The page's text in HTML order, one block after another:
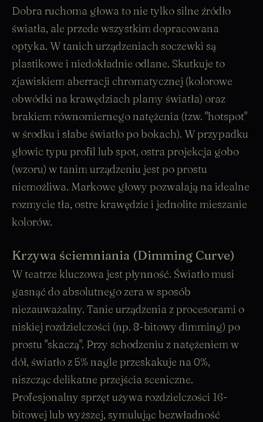
Dobra ruchoma głowa to nie tylko silne źródło
światła, ale przede wszystkim dopracowana
optyka. W tanich urządzeniach soczewki są
plastikowe i niedokładnie odlane. Skutkuje to
zjawiskiem aberracji chromatycznej (kolorowe
obwódki na krawędziach plamy światła) oraz
brakiem równomiernego natężenia (tzw. "hotspot"
w środku i słabe światło po bokach). W przypadku
głowic typu profil lub spot, ostra projekcja gobo
(wzoru) w tanim urządzeniu jest po prostu
niemożliwa. Markowe głowy pozwalają na idealne
rozmycie tła, ostre krawędzie i jednolite mieszanie
kolorów.
Krzywa ściemniania (Dimming Curve)
W teatrze kluczowa jest płynność. Światło musi
gasnąć do absolutnego zera w sposób
niezauważalny. Tanie urządzenia z procesorami o
niskiej rozdzielczości (np. 8-bitowy dimming) po
prostu "skaczą". Przy schodzeniu z natężeniem w
dół, światło z 5% nagle przeskakuje na 0%,
niszcząc delikatne przejścia sceniczne.
Profesjonalny sprzęt używa rozdzielczości 16-
bitowej lub wyższej, symulując bezwładność